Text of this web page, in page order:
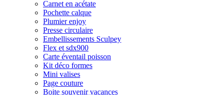
Carnet en acétate
Pochette calque
Plumier enjoy
Presse circulaire
Embellissements Sculpey
Flex et sdx900
Carte éventail poisson
Kit déco formes
Mini valises
Page couture
Boite souvenir vacances